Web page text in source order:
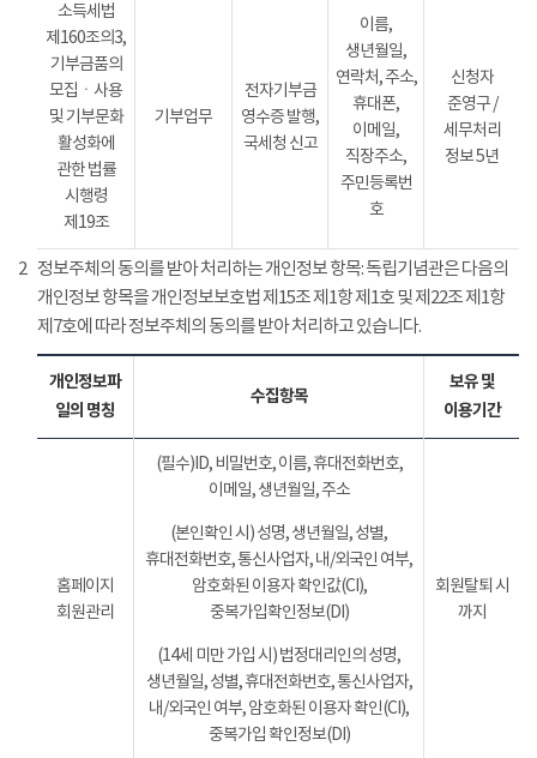
소득세법
제160조의3,
기부금품의
모집ㆍ사용
및 기부문화
활성화에
관한 법률
시행령
제19조
기부업무
전자기부금
영수증 발행,
국세청 신고
이름,
생년월일,
연락처, 주소,
휴대폰,
이메일,
직장주소,
주민등록번
호
신청자
준영구 /
세무처리
정보 5년
2 정보주체의 동의를 받아 처리하는 개인정보 항목: 독립기념관은 다음의
개인정보 항목을 개인정보보호법 제15조 제1항 제1호 및 제22조 제1항
제7호에 따라 정보주체의 동의를 받아 처리하고 있습니다.
개인정보파
일의 명칭
수집항목
보유 및
이용기간
홈페이지
회원관리
(필수)ID, 비밀번호, 이름, 휴대전화번호,
이메일, 생년월일, 주소
(본인확인 시) 성명, 생년월일, 성별,
휴대전화번호, 통신사업자, 내/외국인 여부,
암호화된 이용자 확인값(CI),
중복가입확인정보(DI)
(14세 미만 가입 시) 법정대리인의 성명,
생년월일, 성별, 휴대전화번호, 통신사업자,
내/외국인 여부, 암호화된 이용자 확인(CI),
중복가입 확인정보(DI)
회원탈퇴 시
까지